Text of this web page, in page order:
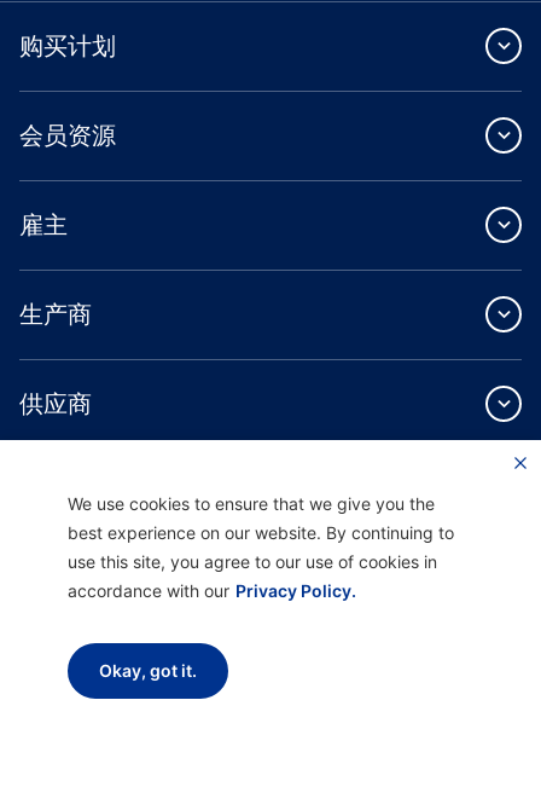
购买计划
会员资源
雇主
生产商
供应商
关于我们
Providence Health Plan 提供商业团体、个人健康保障和 ASO 服务。
Providence Health Assurance 是一家 HMO、HMO-POS 和 HMO SNP，与
We use cookies to ensure that we give you the
best experience on our website. By continuing to
use this site, you agree to our use of cookies in
accordance with our Privacy Policy.
Okay, got it.